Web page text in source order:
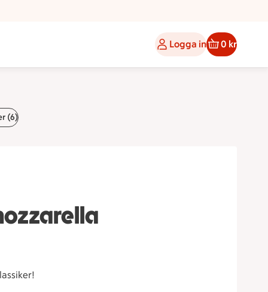
Logga in 0 kr
(6)